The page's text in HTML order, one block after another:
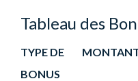
Tableau des
TYPE DE
BONUS